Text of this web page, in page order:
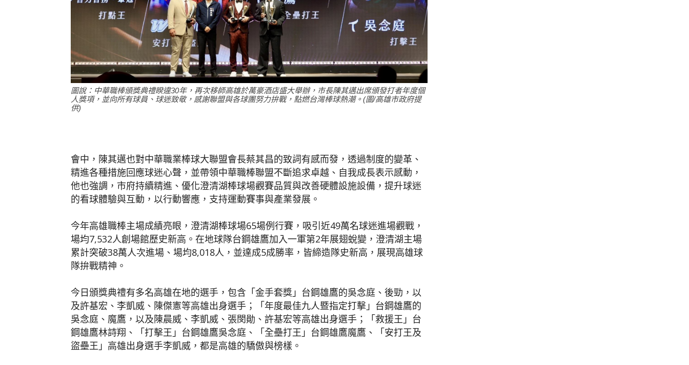
圖說：中華職棒頒獎典禮睽違30年，再次移師高雄於萬豪酒店盛大舉辦，市長陳其邁出席頒發打者年度個
人獎項，並向所有球員、球迷致敬，感謝聯盟與各球團努力拚戰，點燃台灣棒球熱潮。(圖/高雄市政府提
供)
會中，陳其邁也對中華職業棒球大聯盟會長蔡其昌的致詞有感而發，透過制度的變革、
精進各種措施回應球迷心聲，並帶領中華職棒聯盟不斷追求卓越、自我成長表示感動，
他也強調，市府持續精進、優化澄清湖棒球場觀賽品質與改善硬體設施設備，提升球迷
的看球體驗與互動，以行動響應，支持運動賽事與產業發展。
今年高雄職棒主場成績亮眼，澄清湖棒球場65場例行賽，吸引近49萬名球迷進場觀戰，
場均7,532人創場館歷史新高。在地球隊台鋼雄鷹加入一軍第2年展翅蛻變，澄清湖主場
累計突破38萬人次進場、場均8,018人，並達成5成勝率，皆締造隊史新高，展現高雄球
隊拚戰精神。
今日頒獎典禮有多名高雄在地的選手，包含「金手套獎」台鋼雄鷹的吳念庭、後勁，以
及許基宏、李凱威、陳傑憲等高雄出身選手；「年度最佳九人暨指定打擊」台鋼雄鷹的
吳念庭、魔鷹，以及陳晨威、李凱威、張閔勛、許基宏等高雄出身選手；「救援王」台
鋼雄鷹林詩翔、「打擊王」台鋼雄鷹吳念庭、「全壘打王」台鋼雄鷹魔鷹、「安打王及
盜壘王」高雄出身選手李凱威，都是高雄的驕傲與榜樣。